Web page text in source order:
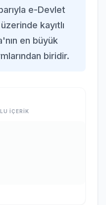
e-Devlet
kayıtlı
en büyük
biridir.
İÇERİK